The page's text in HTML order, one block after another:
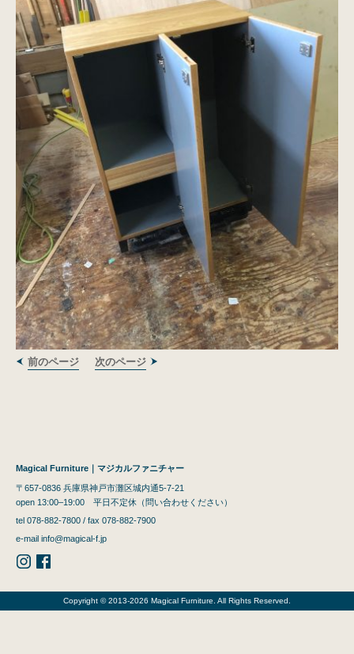
前のページ 次のページ
Magical Furniture｜マジカルファニチャー
〒657-0836 兵庫県神戸市灘区城内通5-7-21
open 13:00–19:00 平日不定休（問い合わせください）
tel 078-882-7800 / fax 078-882-7900
e-mail info@magical-f.jp
Copyright © 2013-2026 Magical Furniture. All Rights Reserved.